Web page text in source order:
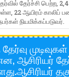
தேர்ச்சி பெற்ற,
22 ஆயிரம் காலிப்
நியமிக்கப்படுவர்.
ஆசிரியர்